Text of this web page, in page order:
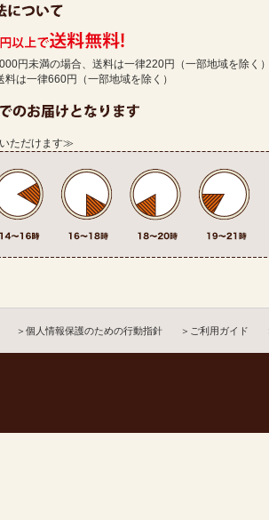
円未満の場合、送料は一律220円（一部地域を除く
は一律660円（一部地域を除く）
ただけます≫
＞個人情報保護のための行動指針 ＞ご利用ガイド